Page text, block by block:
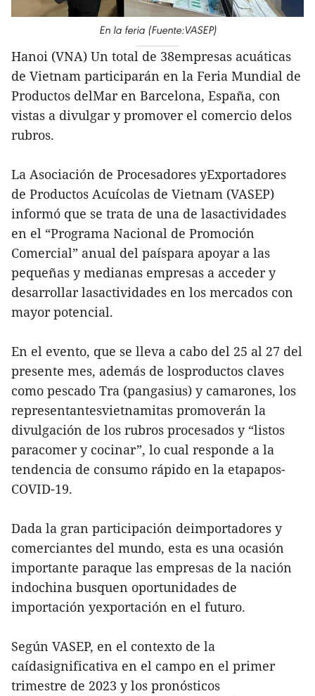
En la feria (Fuente:VASEP)
Hanoi (VNA) Un total de 38empresas acuáticas
de Vietnam participarán en la Feria Mundial de
Productos delMar en Barcelona, España, con
vistas a divulgar y promover el comercio delos
rubros.
La Asociación de Procesadores yExportadores
de Productos Acuícolas de Vietnam (VASEP)
informó que se trata de una de lasactividades
en el “Programa Nacional de Promoción
Comercial” anual del paíspara apoyar a las
pequeñas y medianas empresas a acceder y
desarrollar lasactividades en los mercados con
mayor potencial.
En el evento, que se lleva a cabo del 25 al 27 del
presente mes, además de losproductos claves
como pescado Tra (pangasius) y camarones, los
representantesvietnamitas promoverán la
divulgación de los rubros procesados y “listos
paracomer y cocinar”, lo cual responde a la
tendencia de consumo rápido en la etapapos-
COVID-19.
Dada la gran participación deimportadores y
comerciantes del mundo, esta es una ocasión
importante paraque las empresas de la nación
indochina busquen oportunidades de
importación yexportación en el futuro.
Según VASEP, en el contexto de la
caídasignificativa en el campo en el primer
trimestre de 2023 y los pronósticos